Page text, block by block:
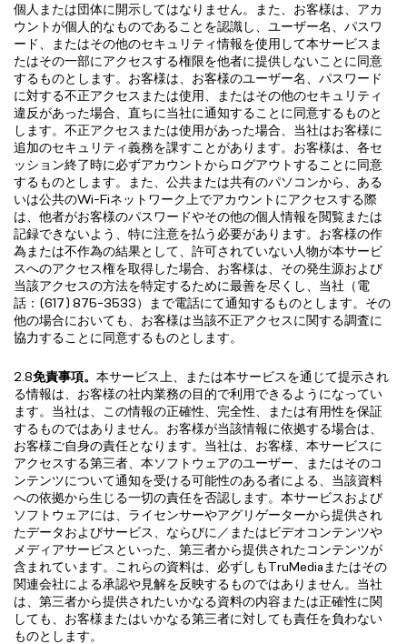
個人または団体に開示してはなりません。また、お客様は、アカ
ウントが個人的なものであることを認識し、ユーザー名、パスワ
ード、またはその他のセキュリティ情報を使用して本サービスま
たはその一部にアクセスする権限を他者に提供しないことに同意
するものとします。お客様は、お客様のユーザー名、パスワード
に対する不正アクセスまたは使用、またはその他のセキュリティ
違反があった場合、直ちに当社に通知することに同意するものと
します。不正アクセスまたは使用があった場合、当社はお客様に
追加のセキュリティ義務を課すことがあります。お客様は、各セ
ッション終了時に必ずアカウントからログアウトすることに同意
するものとします。また、公共または共有のパソコンから、ある
いは公共のWi-Fiネットワーク上でアカウントにアクセスする際
は、他者がお客様のパスワードやその他の個人情報を閲覧または
記録できないよう、特に注意を払う必要があります。お客様の作
為または不作為の結果として、許可されていない人物が本サービ
スへのアクセス権を取得した場合、お客様は、その発生源および
当該アクセスの方法を特定するために最善を尽くし、当社（電
話：(617) 875-3533）まで電話にて通知するものとします。その
他の場合においても、お客様は当該不正アクセスに関する調査に
協力することに同意するものとします。
2.8免責事項。 本サービス上、または本サービスを通じて提示され
る情報は、お客様の社内業務の目的で利用できるようになってい
ます。当社は、この情報の正確性、完全性、または有用性を保証
するものではありません。お客様が当該情報に依拠する場合は、
お客様ご自身の責任となります。当社は、お客様、本サービスに
アクセスする第三者、本ソフトウェアのユーザー、またはそのコ
ンテンツについて通知を受ける可能性のある者による、当該資料
への依拠から生じる一切の責任を否認します。本サービスおよび
ソフトウェアには、ライセンサーやアグリゲーターから提供され
たデータおよびサービス、ならびに／またはビデオコンテンツや
メディアサービスといった、第三者から提供されたコンテンツが
含まれています。これらの資料は、必ずしもTruMediaまたはその
関連会社による承認や見解を反映するものではありません。当社
は、第三者から提供されたいかなる資料の内容または正確性に関
しても、お客様またはいかなる第三者に対しても責任を負わない
ものとします。